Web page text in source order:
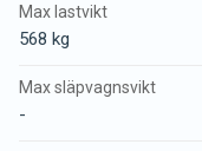
Max lastvikt
568 kg
Max släpvagnsvikt
-